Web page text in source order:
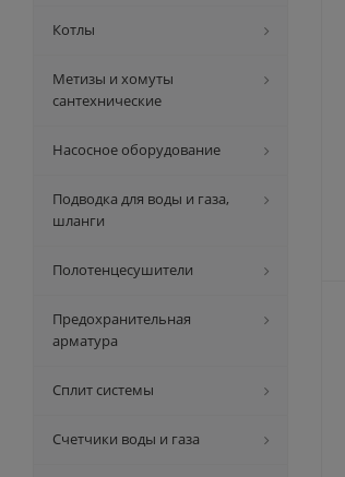
Котлы
Метизы и хомуты
сантехнические
Насосное оборудование
Подводка для воды и газа,
шланги
Полотенцесушители
Предохранительная
арматура
Сплит системы
Счетчики воды и газа